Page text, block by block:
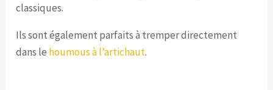
classiques.
Ils sont également parfaits à tremper directement
dans le houmous à l’artichaut.